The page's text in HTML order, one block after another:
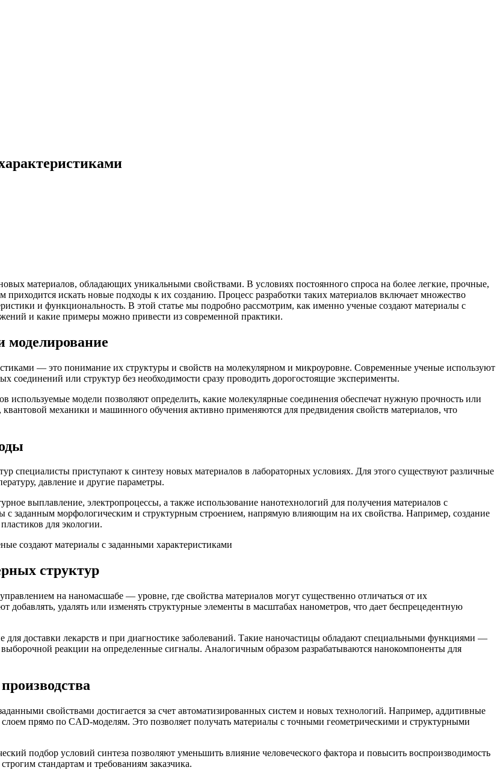
материалов, обладающих уникальными свойствами. В условиях постоянного спроса на более легкие, прочные,
искать новые подходы к их созданию. Процесс разработки таких материалов включает множество
и функциональность. В этой статье мы подробно рассмотрим, как именно ученые создают материалы с
и какие примеры можно привести из современной практики.
моделирование
— это понимание их структуры и свойств на молекулярном и микроуровне. Современные ученые используют
соединений или структур без необходимости сразу проводить дорогостоящие эксперименты.
модели позволяют определить, какие молекулярные соединения обеспечат нужную прочность или
механики и машинного обучения активно применяются для предвидения свойств материалов, что
специалисты приступают к синтезу новых материалов в лабораторных условиях. Для этого существуют различные
давление и другие параметры.
выплавление, электропроцессы, а также использование нанотехнологий для получения материалов с
с заданным морфологическим и структурным строением, напрямую влияющим на их свойства. Например, создание
для экологии.
структур
на наномасшабе — уровне, где свойства материалов могут существенно отличаться от их
удалять или изменять структурные элементы в масштабах нанометров, что дает беспрецедентную
доставки лекарств и при диагностике заболеваний. Такие наночастицы обладают специальными функциями —
реакции на определенные сигналы. Аналогичным образом разрабатываются нанокомпоненты для
свойствами достигается за счет автоматизированных систем и новых технологий. Например, аддитивные
прямо по CAD-моделям. Это позволяет получать материалы с точными геометрическими и структурными
подбор условий синтеза позволяют уменьшить влияние человеческого фактора и повысить воспроизводимость
стандартам и требованиям заказчика.